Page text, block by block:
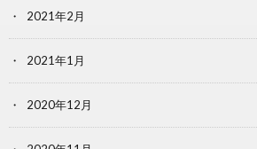
2021年2月
2021年1月
2020年12月